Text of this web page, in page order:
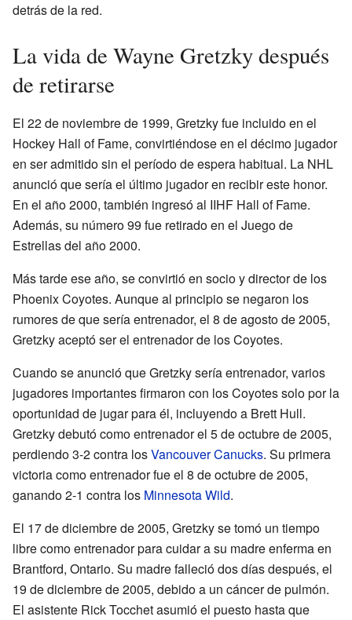
detrás de la red.
La vida de Wayne Gretzky después
de retirarse
El 22 de noviembre de 1999, Gretzky fue incluido en el
Hockey Hall of Fame, convirtiéndose en el décimo jugador
en ser admitido sin el período de espera habitual. La NHL
anunció que sería el último jugador en recibir este honor.
En el año 2000, también ingresó al IIHF Hall of Fame.
Además, su número 99 fue retirado en el Juego de
Estrellas del año 2000.
Más tarde ese año, se convirtió en socio y director de los
Phoenix Coyotes. Aunque al principio se negaron los
rumores de que sería entrenador, el 8 de agosto de 2005,
Gretzky aceptó ser el entrenador de los Coyotes.
Cuando se anunció que Gretzky sería entrenador, varios
jugadores importantes firmaron con los Coyotes solo por la
oportunidad de jugar para él, incluyendo a Brett Hull.
Gretzky debutó como entrenador el 5 de octubre de 2005,
perdiendo 3-2 contra losVancouver Canucks. Su primera
victoria como entrenador fue el 8 de octubre de 2005,
ganando 2-1 contra los Minnesota Wild.
El 17 de diciembre de 2005, Gretzky se tomó un tiempo
libre como entrenador para cuidar a su madre enferma en
Brantford, Ontario. Su madre falleció dos días después, el
19 de diciembre de 2005, debido a un cáncer de pulmón.
El asistente Rick Tocchet asumió el puesto hasta que